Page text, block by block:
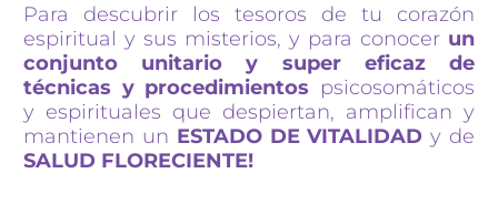
Para descubrir los tesoros de tu corazón
espiritual y sus misterios, y para conocer un
conjunto unitario y super eficaz de
técnicas y procedimientos psicosomáticos
y espirituales que despiertan, amplifican y
mantienen un ESTADO DE VITALIDADy de
SALUD FLORECIENTE!